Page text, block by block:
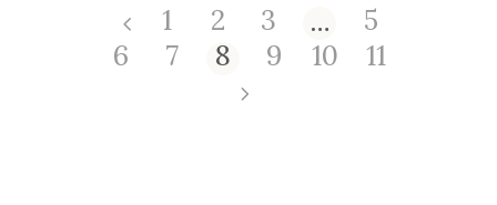
1 2 3 …
5
6
7 8 9 10 11